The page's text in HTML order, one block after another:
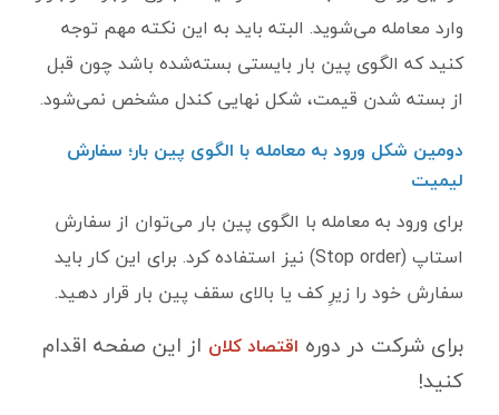
وارد معامله می‌شوید. البته باید به این نکته مهم توجه
کنید که الگوی پین بار بایستی بسته‌شده باشد چون قبل
از بسته شدن قیمت، شکل نهایی کندل مشخص نمی‌شود.
دومین شکل ورود به معامله با الگوی پین بار؛ سفارش
لیمیت
برای ورود به معامله با الگوی پین بار می‌توان از سفارش
استاپ (Stop order) نیز استفاده کرد. برای این کار باید
سفارش خود را زیرِ کف یا بالای سقف پین بار قرار دهید.
برای شرکت در دوره اقتصاد کلان از این صفحه اقدام
کنید!